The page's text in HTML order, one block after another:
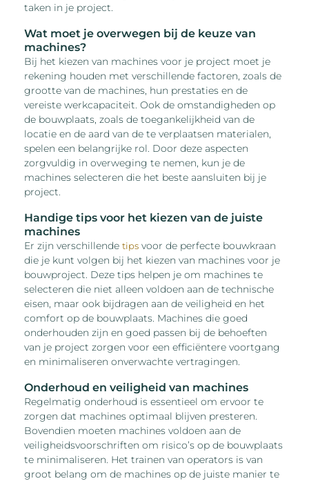
taken in je project.
Wat moet je overwegen bij de keuze van
machines?
Bij het kiezen van machines voor je project moet je
rekening houden met verschillende factoren, zoals de
grootte van de machines, hun prestaties en de
vereiste werkcapaciteit. Ook de omstandigheden op
de bouwplaats, zoals de toegankelijkheid van de
locatie en de aard van de te verplaatsen materialen,
spelen een belangrijke rol. Door deze aspecten
zorgvuldig in overweging te nemen, kun je de
machines selecteren die het beste aansluiten bij je
project.
Handige tips voor het kiezen van de juiste
machines
Er zijn verschillendetips voor de perfecte bouwkraan
die je kunt volgen bij het kiezen van machines voor je
bouwproject. Deze tips helpen je om machines te
selecteren die niet alleen voldoen aan de technische
eisen, maar ook bijdragen aan de veiligheid en het
comfort op de bouwplaats. Machines die goed
onderhouden zijn en goed passen bij de behoeften
van je project zorgen voor een efficiëntere voortgang
en minimaliseren onverwachte vertragingen.
Onderhoud en veiligheid van machines
Regelmatig onderhoud is essentieel om ervoor te
zorgen dat machines optimaal blijven presteren.
Bovendien moeten machines voldoen aan de
veiligheidsvoorschriften om risico’s op de bouwplaats
te minimaliseren. Het trainen van operators is van
groot belang om de machines op de juiste manier te